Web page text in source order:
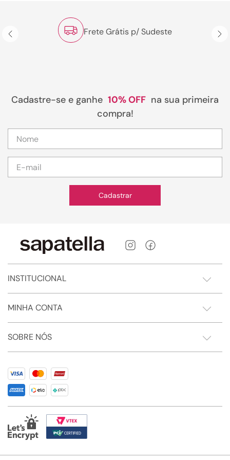
Frete Grátis p/ Sudeste
Cadastre-se e ganhe 10% OFF na sua primeira
compra!
Cadastrar
INSTITUCIONAL
MINHA CONTA
SOBRE NÓS